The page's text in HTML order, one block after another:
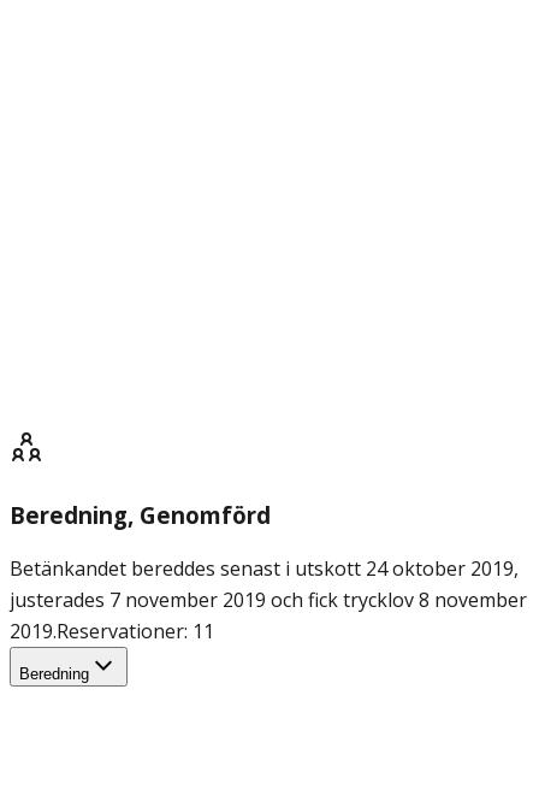
Beredning, Genomförd
Betänkandet bereddes senast i utskott 24 oktober 2019,
justerades 7 november 2019 och fick trycklov 8 november
2019.Reservationer: 11
Beredning